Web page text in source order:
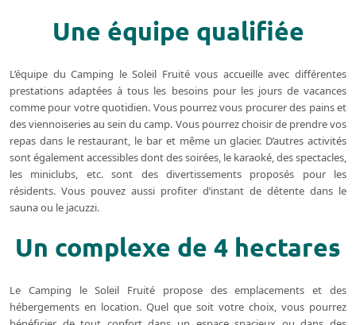
Une équipe qualifiée
L’équipe du Camping le Soleil Fruité vous accueille avec différentes
prestations adaptées à tous les besoins pour les jours de vacances
comme pour votre quotidien. Vous pourrez vous procurer des pains et
des viennoiseries au sein du camp. Vous pourrez choisir de prendre vos
repas dans le restaurant, le bar et même un glacier. D’autres activités
sont également accessibles dont des soirées, le karaoké, des spectacles,
les miniclubs, etc. sont des divertissements proposés pour les
résidents. Vous pouvez aussi profiter d’instant de détente dans le
sauna ou le jacuzzi.
Un complexe de 4 hectares
Le Camping le Soleil Fruité propose des emplacements et des
hébergements en location. Quel que soit votre choix, vous pourrez